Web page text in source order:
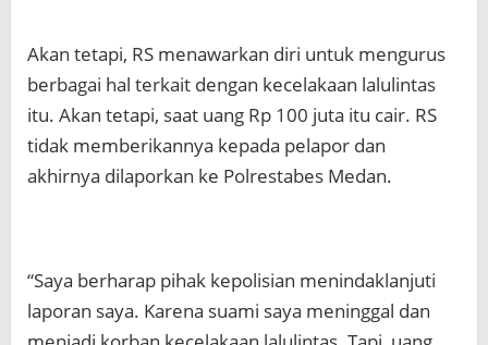
Akan tetapi, RS menawarkan diri untuk mengurus
berbagai hal terkait dengan kecelakaan lalulintas
itu. Akan tetapi, saat uang Rp 100 juta itu cair. RS
tidak memberikannya kepada pelapor dan
akhirnya dilaporkan ke Polrestabes Medan.
“Saya berharap pihak kepolisian menindaklanjuti
laporan saya. Karena suami saya meninggal dan